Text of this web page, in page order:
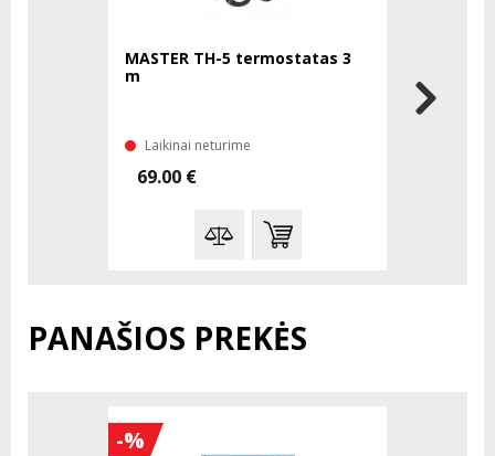
MASTER TH-5 termostatas 3
m
Laikinai neturime
69.00 €
PANAŠIOS PREKĖS
-%